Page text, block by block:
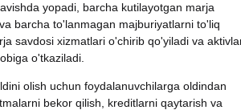
yopadi, barcha kutilayotgan marja
barcha to'lanmagan majburiyatlarni to'liq
savdosi xizmatlari o'chirib qo'yiladi va
o'tkaziladi.
olish uchun foydalanuvchilarga oldindan
bekor qilish, kreditlarni qaytarish va